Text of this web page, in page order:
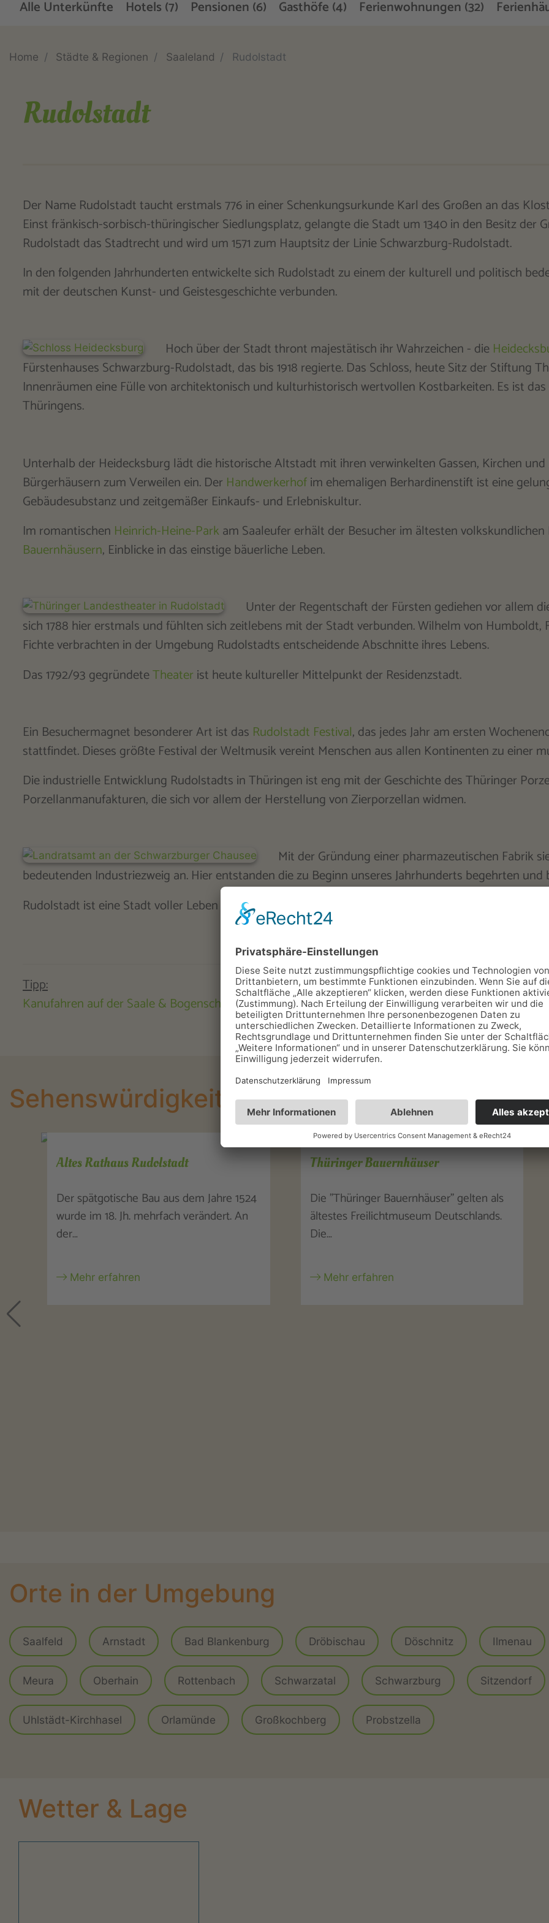
Alle Unterkünfte Hotels (7) Pensionen (6) Gasthöfe (4) Ferienwohnungen (32)
Home Städte & Regionen Saaleland Rudolstadt
Rudolstadt
Der Name Rudolstadt taucht erstmals 776 in einer Schenkungsurkunde Karl des Großen an das
Einst fränkisch-sorbisch-thüringischer Siedlungsplatz, gelangte die Stadt um 1340 in den Besitz der
Rudolstadt das Stadtrecht und wird um 1571 zum Hauptsitz der Linie Schwarzburg-Rudolstadt.
In den folgenden Jahrhunderten entwickelte sich Rudolstadt zu einem der kulturell und politisch
mit der deutschen Kunst- und Geistesgeschichte verbunden.
Hoch über der Stadt thront majestätisch ihr Wahrzeichen - die
Fürstenhauses Schwarzburg-Rudolstadt, das bis 1918 regierte. Das Schloss, heute Sitz der Stiftung
Innenräumen eine Fülle von architektonisch und kulturhistorisch wertvollen Kostbarkeiten. Es ist
Thüringens.
Unterhalb der Heidecksburg lädt die historische Altstadt mit ihren verwinkelten Gassen, Kirchen und
Bürgerhäusern zum Verweilen ein. Der Handwerkerhofim ehemaligen Berhardinenstift ist eine
Gebäudesubstanz und zeitgemäßer Einkaufs- und Erlebniskultur.
Im romantischen Heinrich-Heine-Parkam Saaleufer erhält der Besucher im ältesten
Bauernhäusern, Einblicke in das einstige bäuerliche Leben.
Unter der Regentschaft der Fürsten gediehen vor allem
sich 1788 hier erstmals und fühlten sich zeitlebens mit der Stadt verbunden. Wilhelm von
Fichte verbrachten in der Umgebung Rudolstadts entscheidende Abschnitte ihres Lebens.
Das 1792/93 gegründeteTheater ist heute kultureller Mittelpunkt der Residenzstadt.
Ein Besuchermagnet besonderer Art ist das Rudolstadt Festival, das jedes Jahr am ersten
stattfindet. Dieses größte Festival der Weltmusik vereint Menschen aus allen Kontinenten zu einer
Die industrielle Entwicklung Rudolstadts in Thüringen ist eng mit der Geschichte des Thüringer
Porzellanmanufakturen, die sich vor allem der Herstellung von Zierporzellan widmen.
Mit der Gründung einer pharmazeutischen Fabrik
bedeutenden Industriezweig an. Hier entstanden die zu Beginn unseres Jahrhunderts begehrten
Rudolstadt ist eine Stadt voller Leben und Liebreiz und natürlich idealer Ausgangspunkt für
Tipp:
Kanufahren auf der Saale & Bogenschießen im wunderschönen Waldstück in Rückersdorf
Sehenswürdigkeiten
Thüringer Bauernhäuser
Die "Thüringer Bauernhäuser" gelten als
ältestes Freilichtmuseum Deutschlands.
Die…
Mehr erfahren
Neues Rathaus Rudolstadt
Im 17. Jh. befand sich an dieser Stelle die
Elisabethkapelle mit einem
dazugehörigen…
Mehr erfahren
Orte in der Umgebung
Saalfeld Arnstadt Bad Blankenburg Dröbischau Döschnitz Ilmenau
Meura Oberhain Rottenbach Schwarzatal Schwarzburg Sitzendorf
Uhlstädt-Kirchhasel Orlamünde Großkochberg Probstzella
Wetter & Lage